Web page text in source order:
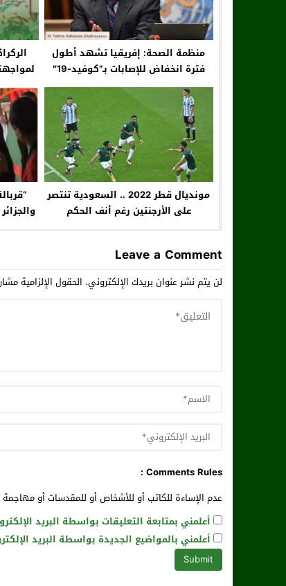
منظمة الصحة: إفريقيا تشهد أطول
فترة انخفاض للإصابات بـ”كوفيد-19″
منذ ظهور الوباء
مونديال قطر 2022 .. السعودية تنتصر
على الأرجنتين رغم أنف الحكم
Leave a Comment
لن يتم نشر عنوان بريدك الإلكتروني. الحقول الإلزامية
Comments Rules :
عدم الإساءة للكاتب أو للأشخاص أو للمقدسات أو مهاجمة
أعلمني بمتابعة التعليقات بواسطة البريد
أعلمني بالمواضيع الجديدة بواسطة البريد